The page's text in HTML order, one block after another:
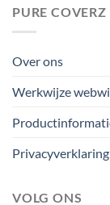
PURE COVERZ
Over ons
Werkwijze
VOLG ONS